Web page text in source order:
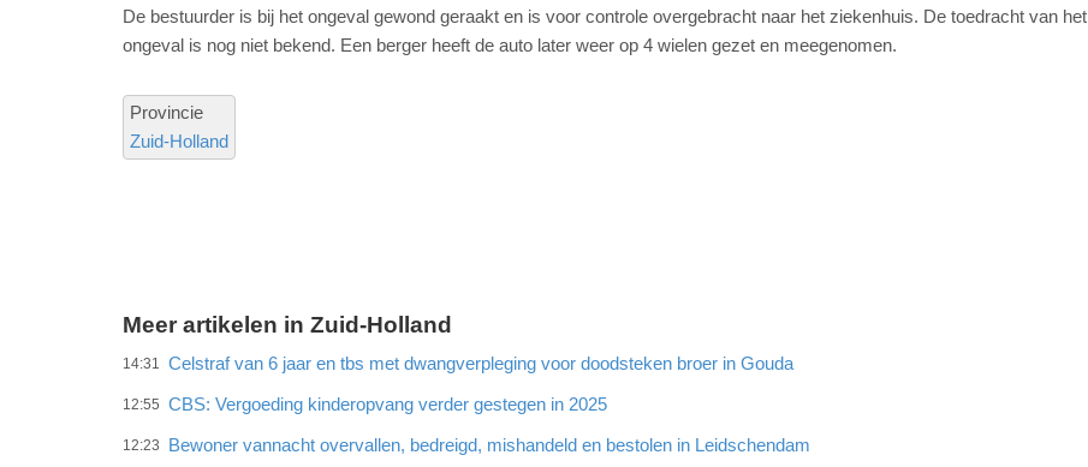
De bestuurder is bij het ongeval gewond geraakt en is voor controle overgebracht naar het ziekenhuis. De toedracht van het
ongeval is nog niet bekend. Een berger heeft de auto later weer op 4 wielen gezet en meegenomen.
Provincie
Zuid-Holland
Meer artikelen in Zuid-Holland
14:31 Celstraf van 6 jaar en tbs met dwangverpleging voor doodsteken broer in Gouda
12:55 CBS: Vergoeding kinderopvang verder gestegen in 2025
12:23 Bewoner vannacht overvallen, bedreigd, mishandeld en bestolen in Leidschendam